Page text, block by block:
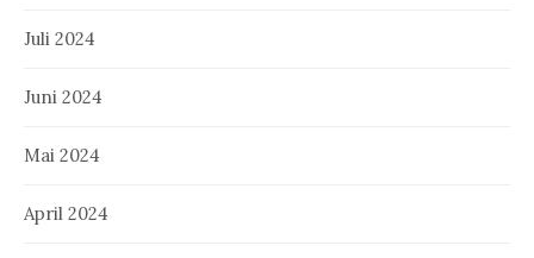
Juli 2024
Juni 2024
Mai 2024
April 2024